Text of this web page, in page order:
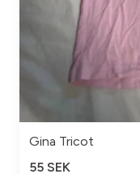
Gina Tricot
55 SEK